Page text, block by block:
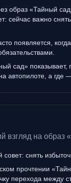
образ «Тайный
сейчас важно
появляется,
сад» показывает,
автопилоте, а где
взгляд на образ
совет: снять
прочтении
перехода между